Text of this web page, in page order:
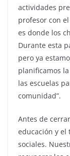
actividades
profesor con
es donde los
Durante esta
pero ya
planificamos
las escuelas
comunidad”.
Antes de
educación y el
sociales.